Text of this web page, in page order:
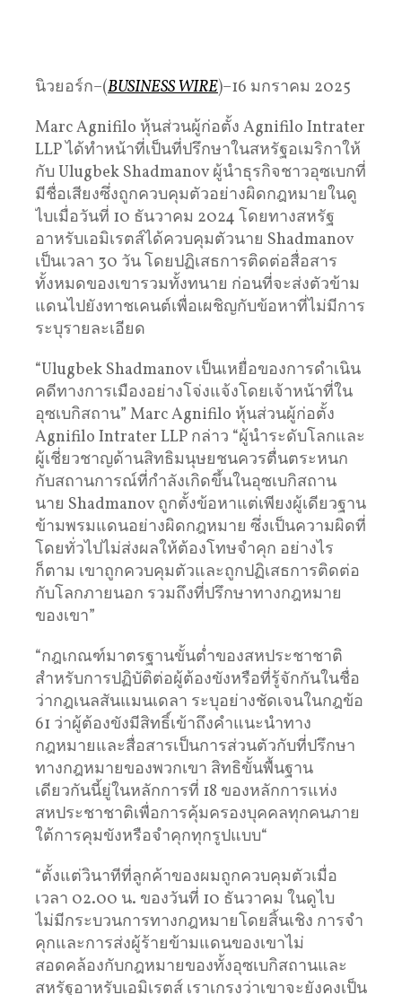
นิวยอร์ก–(BUSINESS WIRE)–16 มกราคม 2025
Marc Agnifilo หุ้นส่วนผู้ก่อตั้ง Agnifilo Intrater
LLP ได้ทำหน้าที่เป็นที่ปรึกษาในสหรัฐอเมริกาให้
กับ Ulugbek Shadmanov ผู้นำธุรกิจชาวอุซเบกที่
มีชื่อเสียงซึ่งถูกควบคุมตัวอย่างผิดกฎหมายในดู
ไบเมื่อวันที่ 10 ธันวาคม 2024 โดยทางสหรัฐ
อาหรับเอมิเรตส์ได้ควบคุมตัวนาย Shadmanov
เป็นเวลา 30 วัน โดยปฏิเสธการติดต่อสื่อสาร
ทั้งหมดของเขารวมทั้งทนาย ก่อนที่จะส่งตัวข้าม
แดนไปยังทาชเคนต์เพื่อเผชิญกับข้อหาที่ไม่มีการ
ระบุรายละเอียด
“Ulugbek Shadmanov เป็นเหยื่อของการดำเนิน
คดีทางการเมืองอย่างโจ่งแจ้งโดยเจ้าหน้าที่ใน
อุซเบกิสถาน” Marc Agnifilo หุ้นส่วนผู้ก่อตั้ง
Agnifilo Intrater LLP กล่าว “ผู้นำระดับโลกและ
ผู้เชี่ยวชาญด้านสิทธิมนุษยชนควรตื่นตระหนก
กับสถานการณ์ที่กำลังเกิดขึ้นในอุซเบกิสถาน
นาย Shadmanov ถูกตั้งข้อหาแต่เพียงผู้เดียวฐาน
ข้ามพรมแดนอย่างผิดกฎหมาย ซึ่งเป็นความผิดที่
โดยทั่วไปไม่ส่งผลให้ต้องโทษจำคุก อย่างไร
ก็ตาม เขาถูกควบคุมตัวและถูกปฏิเสธการติดต่อ
กับโลกภายนอก รวมถึงที่ปรึกษาทางกฎหมาย
ของเขา”
“กฎเกณฑ์มาตรฐานขั้นต่ำของสหประชาชาติ
สำหรับการปฏิบัติต่อผู้ต้องขังหรือที่รู้จักกันในชื่อ
ว่ากฎเนลสันแมนเดลา ระบุอย่างชัดเจนในกฎข้อ
61 ว่าผู้ต้องขังมีสิทธิ์เข้าถึงคำแนะนำทาง
กฎหมายและสื่อสารเป็นการส่วนตัวกับที่ปรึกษา
ทางกฎหมายของพวกเขา สิทธิขั้นพื้นฐาน
เดียวกันนี้ยู่ในหลักการที่ 18 ของหลักการแห่ง
สหประชาชาติเพื่อการคุ้มครองบุคคลทุกคนภาย
ใต้การคุมขังหรือจำคุกทุกรูปแบบ“
“ตั้งแต่วินาทีที่ลูกค้าของผมถูกควบคุมตัวเมื่อ
เวลา 02.00 น. ของวันที่ 10 ธันวาคม ในดูไบ
ไม่มีกระบวนการทางกฎหมายโดยสิ้นเชิง การจำ
คุกและการส่งผู้ร้ายข้ามแดนของเขาไม่
สอดคล้องกับกฎหมายของทั้งอุซเบกิสถานและ
สหรัฐอาหรับเอมิเรตส์ เราเกรงว่าเขาจะยังคงเป็น